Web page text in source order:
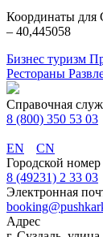
Координаты для
– 40,445058
Бизнес туризм
Рестораны
Справочная
8 (800) 350 53 03
EN
CN
Городской номер
8 (49231) 2 33 03
Электронная
Адрес